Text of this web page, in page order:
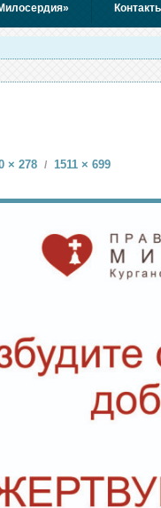
× 278 / 1511 × 699